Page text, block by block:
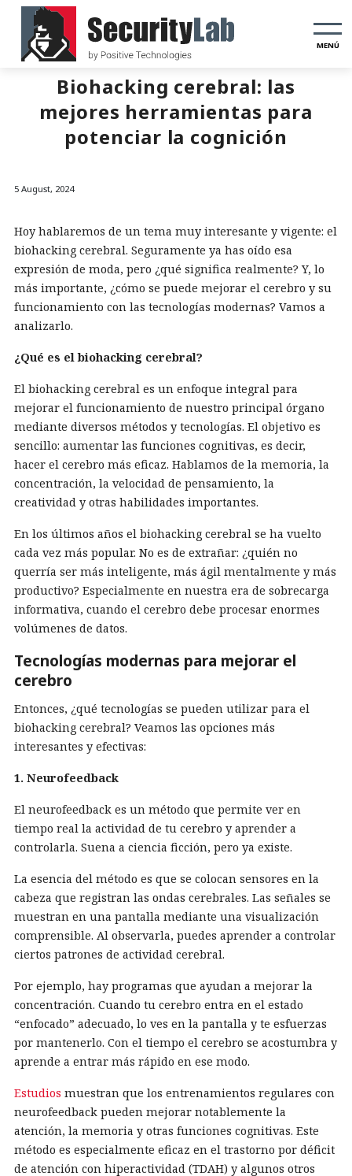
MENÚ
Biohacking cerebral: las
mejores herramientas para
potenciar la cognición
5 August, 2024
Hoy hablaremos de un tema muy interesante y vigente: el
biohacking cerebral. Seguramente ya has oído esa
expresión de moda, pero ¿qué significa realmente? Y, lo
más importante, ¿cómo se puede mejorar el cerebro y su
funcionamiento con las tecnologías modernas? Vamos a
analizarlo.
¿Qué es el biohacking cerebral?
El biohacking cerebral es un enfoque integral para
mejorar el funcionamiento de nuestro principal órgano
mediante diversos métodos y tecnologías. El objetivo es
sencillo: aumentar las funciones cognitivas, es decir,
hacer el cerebro más eficaz. Hablamos de la memoria, la
concentración, la velocidad de pensamiento, la
creatividad y otras habilidades importantes.
En los últimos años el biohacking cerebral se ha vuelto
cada vez más popular. No es de extrañar: ¿quién no
querría ser más inteligente, más ágil mentalmente y más
productivo? Especialmente en nuestra era de sobrecarga
informativa, cuando el cerebro debe procesar enormes
volúmenes de datos.
Tecnologías modernas para mejorar el
cerebro
Entonces, ¿qué tecnologías se pueden utilizar para el
biohacking cerebral? Veamos las opciones más
interesantes y efectivas:
1. Neurofeedback
El neurofeedback es un método que permite ver en
tiempo real la actividad de tu cerebro y aprender a
controlarla. Suena a ciencia ficción, pero ya existe.
La esencia del método es que se colocan sensores en la
cabeza que registran las ondas cerebrales. Las señales se
muestran en una pantalla mediante una visualización
comprensible. Al observarla, puedes aprender a controlar
ciertos patrones de actividad cerebral.
Por ejemplo, hay programas que ayudan a mejorar la
concentración. Cuando tu cerebro entra en el estado
“enfocado” adecuado, lo ves en la pantalla y te esfuerzas
por mantenerlo. Con el tiempo el cerebro se acostumbra y
aprende a entrar más rápido en ese modo.
Estudios muestran que los entrenamientos regulares con
neurofeedback pueden mejorar notablemente la
atención, la memoria y otras funciones cognitivas. Este
método es especialmente eficaz en el trastorno por déficit
de atención con hiperactividad (TDAH) y algunos otros